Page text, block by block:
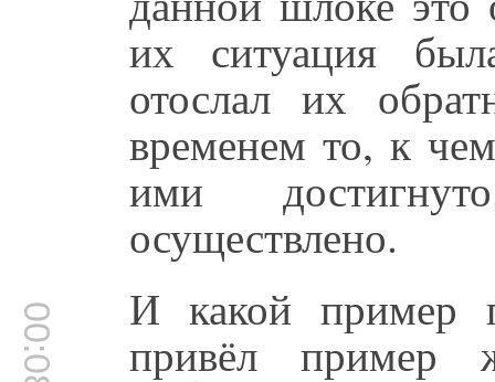
их ситуация
отослал их
временем то, к
ими
осуществлено.
И какой пример
привёл пример